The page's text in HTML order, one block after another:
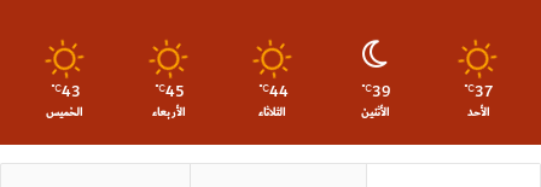
37
℃
الأحد
39
℃
الأثنين
44
℃
الثلاثاء
45
℃
الأربعاء
43
℃
الخميس